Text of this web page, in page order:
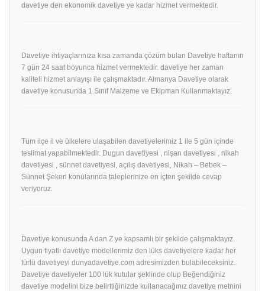
davetiye den ekonomik davetiye ye kadar hizmet vermektedir.
Davetiye ihtiyaçlarınıza kısa zamanda çözüm bulan Davetiye haftanın
7 gün 24 saat boyunca hizmet vermektedir. davetiye her zaman
kaliteli hizmet anlayışı ile çalışmaktadır. Almanya Davetiye olarak
davetiye konusunda 1.Sınıf Malzeme ve Ekipman Kullanmaktayız.
Tüm ilçe il ve ülkelere ulaşabilen davetiyelerimiz 1 ile 5 gün içinde
teslimat yapabilmektedir. Dugun davetiyesi , nişan davetiyesi , nikah
davetiyesi , sünnet davetiyesi, açılış davetiyesi, Nikah – Bebek –
Sünnet Şekeri konularında taleplerinize en içten şekilde cevap
veriyoruz.
Davetiye konusunda A dan Z ye kapsamlı bir şekilde çalışmaktayız.
Uygun fiyatlı davetiye modellerimiz den lüks davetiyelere kadar her
türlü davetiyeyi dunyadavetiye.com adresimizden bulabileceksiniz.
Davetiye davetiyeler 100 lük kutular şeklinde olup Beğendiğiniz
davetiye modelini bize belirttiğinizde kullanacağınız davetiye metnini